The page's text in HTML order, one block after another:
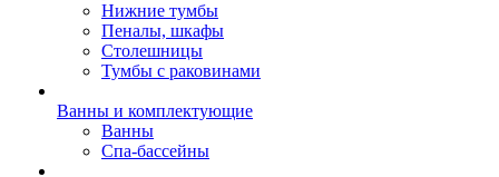
Нижние тумбы
Пеналы, шкафы
Столешницы
Тумбы с раковинами
Ванны и комплектующие
Ванны
Спа-бассейны